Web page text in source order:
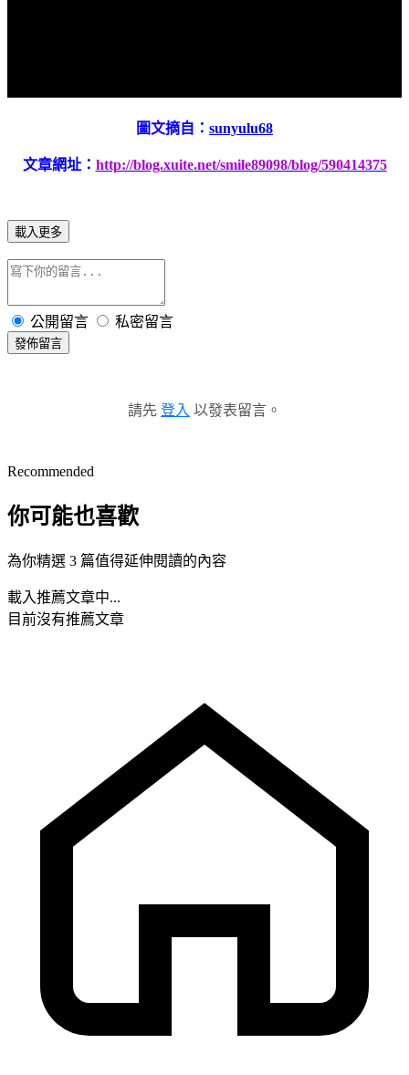
圖文摘自： sunyulu68
文章網址： http://blog.xuite.net/smile89098/blog/590414375
載入更多
公開留言 私密留言
發佈留言
請先 登入 以發表留言。
Recommended
你可能也喜歡
為你精選 3 篇值得延伸閱讀的內容
載入推薦文章中...
目前沒有推薦文章